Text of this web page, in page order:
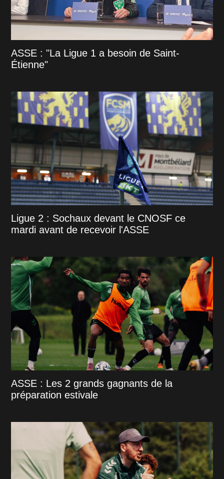
ASSE : "La Ligue 1 a besoin de Saint-
Étienne"
Ligue 2 : Sochaux devant le CNOSF ce
mardi avant de recevoir l'ASSE
ASSE : Les 2 grands gagnants de la
préparation estivale